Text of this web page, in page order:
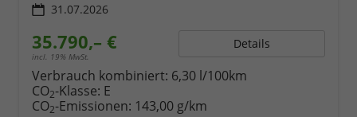
31.07.2026
35.790,– €
incl. 19% MwSt.
Details
Verbrauch kombiniert: 6,30 l/100km
CO2-Klasse: E
CO2-Emissionen: 143,00 g/km